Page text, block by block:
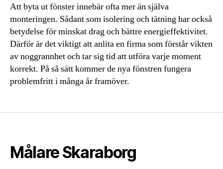
Att byta ut fönster innebär ofta mer än själva
monteringen. Sådant som isolering och tätning har också
betydelse för minskat drag och bättre energieffektivitet.
Därför är det viktigt att anlita en firma som förstår vikten
av noggrannhet och tar sig tid att utföra varje moment
korrekt. På så sätt kommer de nya fönstren fungera
problemfritt i många år framöver.
Målare Skaraborg